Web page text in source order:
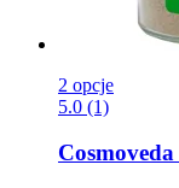
2 opcje
5.0 (1)
Cosmoveda